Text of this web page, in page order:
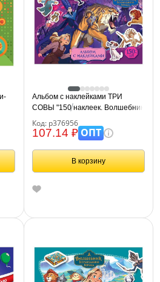
Альбом с наклейками ТРИ
СОВЫ "150 наклеек. Волшебник
150шт., 6стр.
Код: р376956
107.14 ₽ОПТ
В корзину